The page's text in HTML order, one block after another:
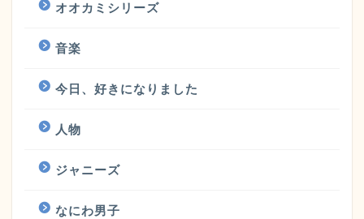
オオカミシリーズ
音楽
今日、好きになりました
人物
ジャニーズ
なにわ男子